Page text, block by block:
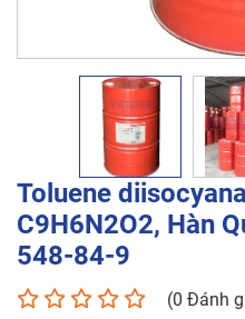
Toluene
C9H6N2O2, Hàn
548-84-9
(0 Đánh
Toluene
250kg/
Tên liên hệ*
Số điện thoại*